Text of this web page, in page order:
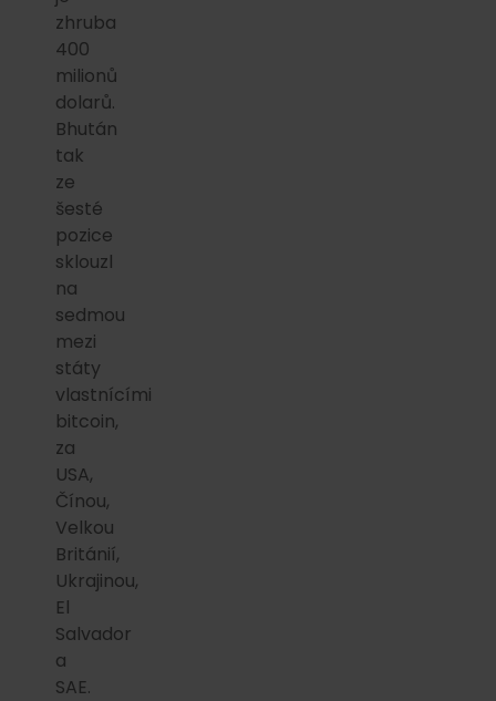
zhruba
400
milionů
dolarů.
Bhután
tak
ze
šesté
pozice
sklouzl
na
sedmou
mezi
státy
vlastnícími
bitcoin,
za
USA,
Čínou,
Velkou
Británií,
Ukrajinou,
El
Salvador
a
SAE.